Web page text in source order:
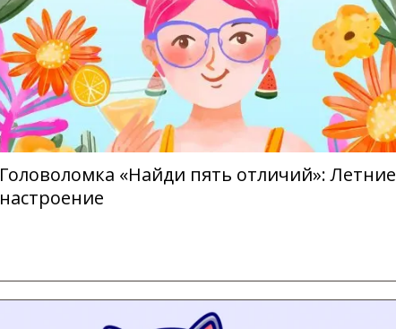
Головоломка «Найди пять отличий»: Летние
настроение